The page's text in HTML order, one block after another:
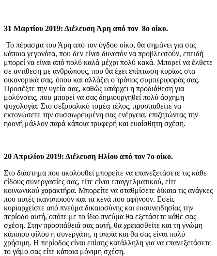
31 Μαρτίου 2019: Διέλευση Άρη από τον 8ο οίκο.
Το πέρασμα του Άρη από τον όγδοο οίκο, θα σημάνει για σας
κάποια γεγονότα, που δεν είναι δυνατόν να προβλεφτούν, επειδή
μπορεί να είναι από πολύ καλά μέχρι πολύ κακά. Μπορεί να έλθετε
σε αντίθεση με ανθρώπους, που θα έχει επίπτωση κυρίως στα
οικονομικά σας, όπου και αλλάζει ο τρόπος συμπεριφοράς σας.
Προσέξτε την υγεία σας, καθώς υπάρχει η προδιάθεση για
μολύνσεις, που μπορεί να σας δημιουργηθεί πολύ άσχημη
ψυχολογία. Στο σεξουαλικό τομέα τέλος, προσπαθείτε να
εκτονώσετε την συσσωρευμένη σας ενέργεια, επιζητώντας την
ηδονή μάλλον παρά κάποια τρυφερή και ευαίσθητη σχέση.
20 Απριλίου 2019: Διέλευση Ηλίου από τον 7ο οίκο.
Στο διάστημα που ακολουθεί μπορείτε να επανεξετάσετε τις κάθε
είδους συνεργασίες σας, είτε είναι επαγγελματικού, είτε
κοινωνικού χαρακτήρα. Μπορείτε να σταθμίσετε δίκαια τις ανάγκες
που αυτές ικανοποιούν και τα κενά που αφήνουν. Εσείς
κυριαρχείστε από πνεύμα δικαιοσύνης και ευσυνειδησίας την
περίοδο αυτή, οπότε με το ίδιο πνεύμα θα εξετάσετε κάθε σας
σχέση. Στην προσπάθειά σας αυτή, θα χρειασθείτε και τη γνώμη
κάποιου φίλου ή συνεργάτη, η οποία και θα σας είναι πολύ
χρήσιμη. Η περίοδος είναι επίσης κατάλληλη για να επανεξετάσετε
το γάμο σας είτε κάποια μόνιμη σχέση.